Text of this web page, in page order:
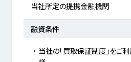
当社所定の提携金融機関
融資条件
当社の「買取保証制度」をご